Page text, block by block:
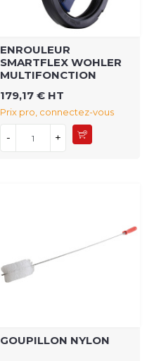
ENROULEUR
SMARTFLEX WOHLER
MULTIFONCTION
179,17 € HT
Prix pro, connectez-vous
- +
GOUPILLON NYLON